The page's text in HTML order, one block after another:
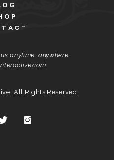
anytime, anywhere
, All Rights Reserved